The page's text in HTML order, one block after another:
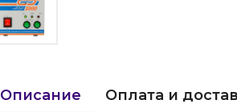
Описание Оплата и